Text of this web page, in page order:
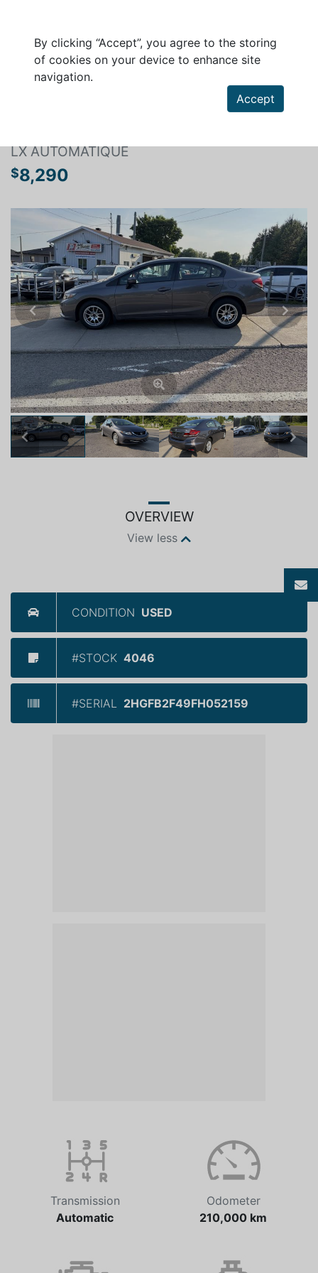
By clicking “Accept”, you agree to the storing
of cookies on your device to enhance site
navigation.
Accept
LX AUTOMATIQUE
$8,290
Previous Next
Previous Next
OVERVIEW
View less
CONDITION USED
#STOCK 4046
#SERIAL 2HGFB2F49FH052159
Transmission
Automatic
Odometer
210,000 km